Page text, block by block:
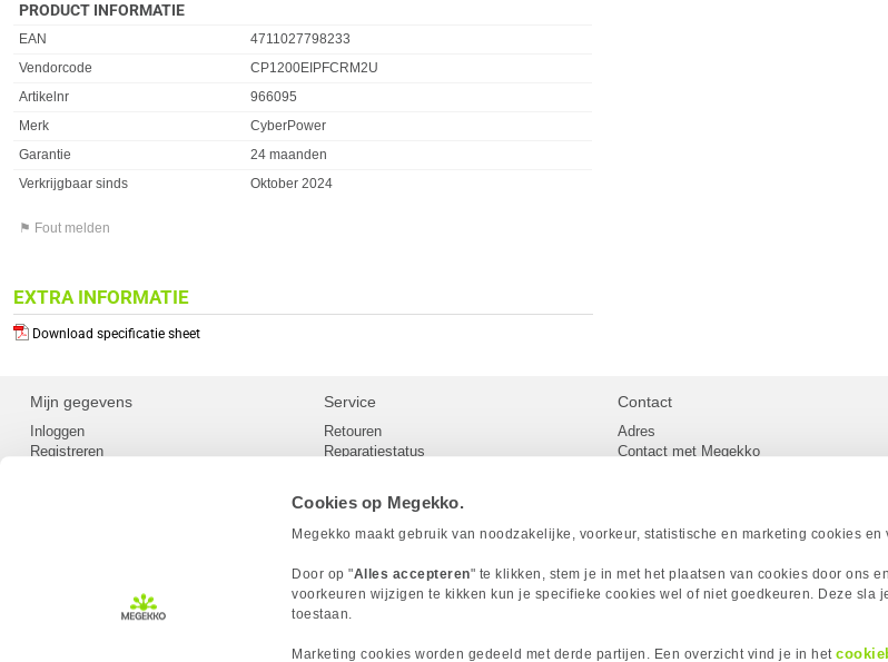
Cookies op Megekko.
Megekko maakt gebruik van noodzakelijke, voorkeur, statistische en marketing cookies
Door op "Alles accepteren" te klikken, stem je in met het plaatsen van cookies door ons
voorkeuren wijzigen te kikken kun je specifieke cookies wel of niet goedkeuren. Deze sla
toestaan.
Marketing cookies worden gedeeld met derde partijen. Een overzicht vind je in het
PRODUCT INFORMATIE
EAN
4711027798233
Vendorcode
CP1200EIPFCRM2U
Artikelnr
966095
Merk
CyberPower
Garantie
24 maanden
Verkrijgbaar sinds
Oktober 2024
⚑ Fout melden
EXTRA INFORMATIE
Download specificatie sheet
Mijn gegevens
Inloggen
Registreren
Service
Retouren
Reparatiestatus
Herroepingsrecht
Betaalmethoden
Megekko builds
Toegankelijkheid
Contact
Adres
Contact met Megekko